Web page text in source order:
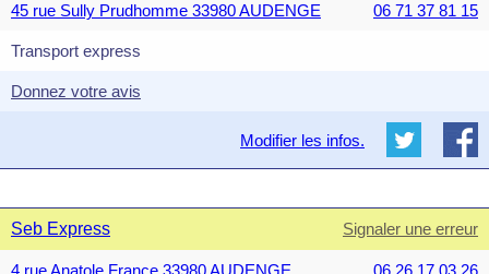
45 rue Sully Prudhomme 33980 AUDENGE 06 71 37 81 15
Transport express
Donnez votre avis
Modifier les infos.
Seb Express Signaler une erreur
4 rue Anatole France 33980 AUDENGE 06 26 17 03 26